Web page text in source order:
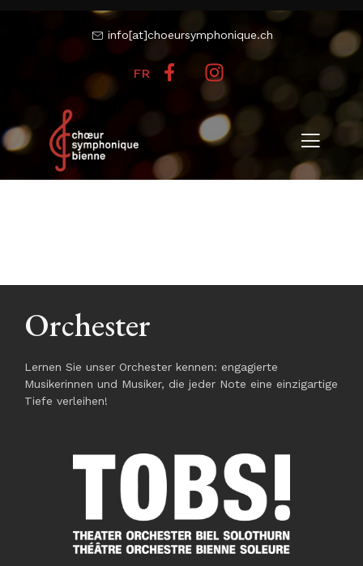
info[at]choeursymphonique.ch
FR
Orchester
Lernen Sie unser Orchester kennen: engagierte
Musikerinnen und Musiker, die jeder Note eine einzigartige
Tiefe verleihen!